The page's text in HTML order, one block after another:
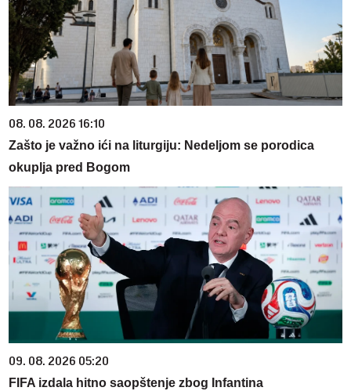
08. 08. 2026 16:10
Zašto je važno ići na liturgiju: Nedeljom se porodica
okuplja pred Bogom
09. 08. 2026 05:20
FIFA izdala hitno saopštenje zbog Infantina